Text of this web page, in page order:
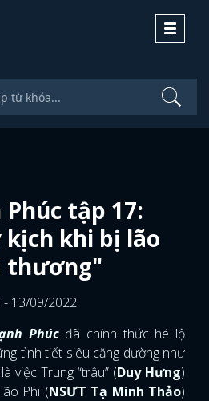
Toggle
tập 17:
kịch khi bị lão
thương"
- 13/09/2022
Phúcđã chính thức hé lộ
tình tiết siêu căng dường như
việc Trung “trâu” (Duy Hưng)
Phi (NSƯT Tạ Minh Thảo)